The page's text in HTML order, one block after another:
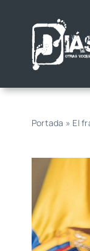
contenido
Portada » El